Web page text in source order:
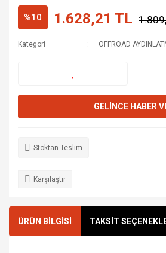
%10 1.628,21 TL
Kategori OFFROAD
GELİNCE HABER
Stoktan Teslim
Karşılaştır
ÜRÜN BİLGİSİ TAKSİT